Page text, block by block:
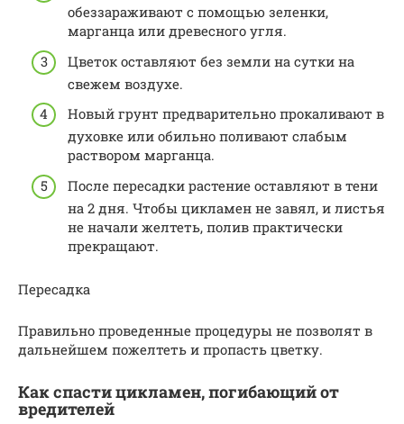
обеззараживают с помощью зеленки,
марганца или древесного угля.
Цветок оставляют без земли на сутки на
свежем воздухе.
Новый грунт предварительно прокаливают в
духовке или обильно поливают слабым
раствором марганца.
После пересадки растение оставляют в тени
на 2 дня. Чтобы цикламен не завял, и листья
не начали желтеть, полив практически
прекращают.
Пересадка
Правильно проведенные процедуры не позволят в
дальнейшем пожелтеть и пропасть цветку.
Как спасти цикламен, погибающий от
вредителей